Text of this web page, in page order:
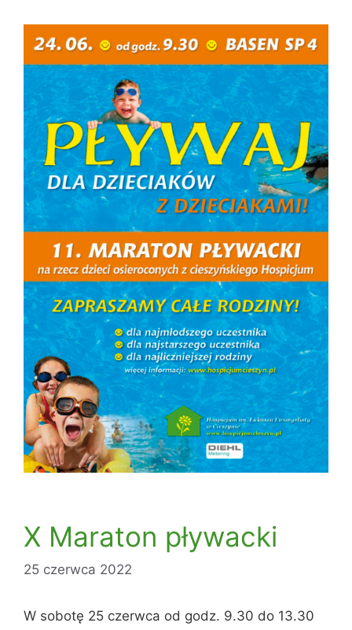
X Maraton pływacki
25 czerwca 2022
W sobotę 25 czerwca od godz. 9.30 do 13.30